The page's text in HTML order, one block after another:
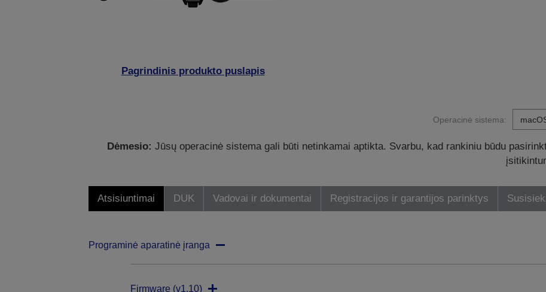
Pagrindinis produkto puslapis
Operacinė sistema:
Dėmesio: Jūsų operacinė sistema gali būti netinkamai aptikta. Svarbu, kad rankiniu būdu
Atsisiuntimai DUK Vadovai ir dokumentai Registracijos ir garantijos parinktys
Programinė aparatinė įranga
Firmware (v1.10)